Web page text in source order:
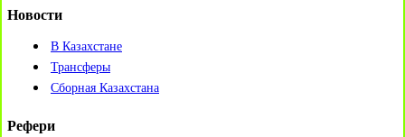
Новости
В Казахстане
Трансферы
Сборная Казахстана
Рефери